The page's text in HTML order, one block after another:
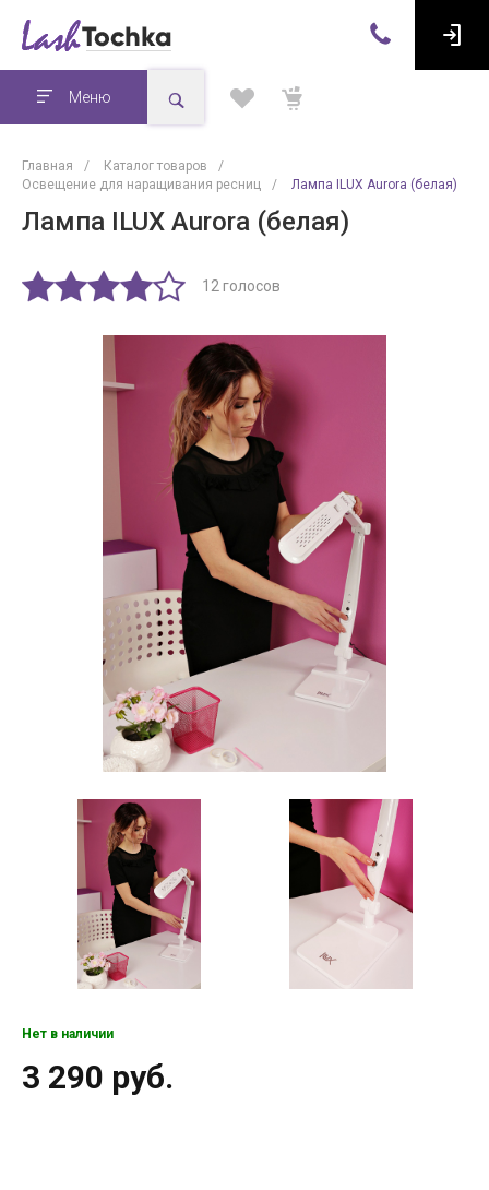
Меню
Главная / Каталог товаров
/
Освещение для наращивания ресниц
/ Лампа ILUX Aurora (белая)
Лампа ILUX Aurora (белая)
12 голосов
Нет в наличии
3 290 руб.